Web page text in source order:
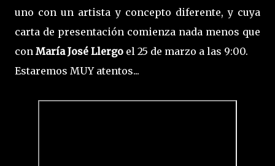
uno con un artista y concepto diferente, y cuya
carta de presentación comienza nada menos que
con María José Llergo el 25 de marzo a las 9:00.
Estaremos MUY atentos...